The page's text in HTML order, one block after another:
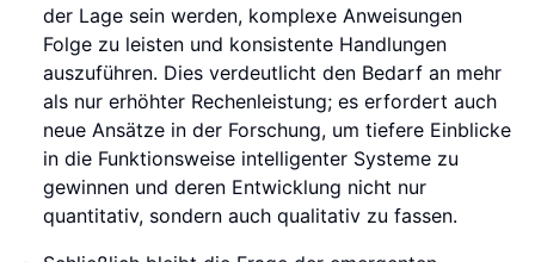
der Lage sein werden, komplexe Anweisungen
Folge zu leisten und konsistente Handlungen
auszuführen. Dies verdeutlicht den Bedarf an mehr
als nur erhöhter Rechenleistung; es erfordert auch
neue Ansätze in der Forschung, um tiefere Einblicke
in die Funktionsweise intelligenter Systeme zu
gewinnen und deren Entwicklung nicht nur
quantitativ, sondern auch qualitativ zu fassen.